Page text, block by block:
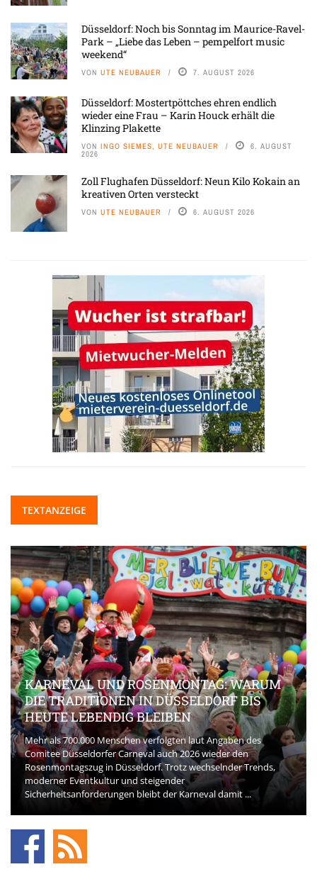
Düsseldorf: Noch bis Sonntag im Maurice-Ravel-
Park – „Liebe das Leben – pempelfort music
weekend“
VON UTE NEUBAUER 7. AUGUST 2026
Düsseldorf: Mostertpöttches ehren endlich
wieder eine Frau – Karin Houck erhält die
Klinzing Plakette
VON INGO SIEMES, UTE NEUBAUER 6. AUGUST
2026
Zoll Flughafen Düsseldorf: Neun Kilo Kokain an
kreativen Orten versteckt
VON UTE NEUBAUER 6. AUGUST 2026
TEXTANZEIGE
KARNEVAL UND ROSENMONTAG: WARUM
DIE TRADITIONEN IN DÜSSELDORF BIS
HEUTE LEBENDIG BLEIBEN
Mehr als 700.000 Menschen verfolgten laut Angaben des
Comitee Düsseldorfer Carneval auch 2026 wieder den
Rosenmontagszug in Düsseldorf. Trotz wechselnder Trends,
moderner Eventkultur und steigender
Sicherheitsanforderungen bleibt der Karneval damit ...